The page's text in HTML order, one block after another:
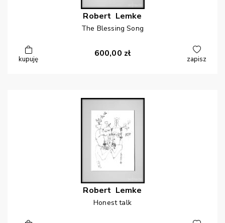
Robert Lemke
The Blessing Song
kupuję
600,00 zł
zapisz
Robert Lemke
Honest talk